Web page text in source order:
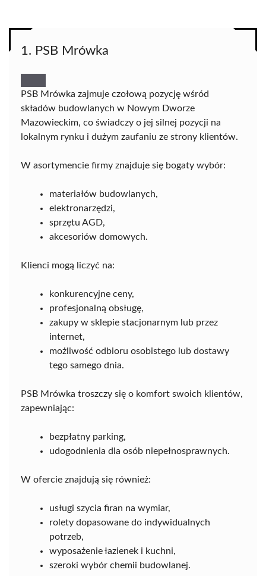
1. PSB Mrówka
PSB Mrówka zajmuje czołową pozycję wśród
składów budowlanych w Nowym Dworze
Mazowieckim, co świadczy o jej silnej pozycji na
lokalnym rynku i dużym zaufaniu ze strony klientów.
W asortymencie firmy znajduje się bogaty wybór:
materiałów budowlanych,
elektronarzędzi,
sprzętu AGD,
akcesoriów domowych.
Klienci mogą liczyć na:
konkurencyjne ceny,
profesjonalną obsługę,
zakupy w sklepie stacjonarnym lub przez
internet,
możliwość odbioru osobistego lub dostawy
tego samego dnia.
PSB Mrówka troszczy się o komfort swoich klientów,
zapewniając:
bezpłatny parking,
udogodnienia dla osób niepełnosprawnych.
W ofercie znajdują się również:
usługi szycia firan na wymiar,
rolety dopasowane do indywidualnych
potrzeb,
wyposażenie łazienek i kuchni,
szeroki wybór chemii budowlanej.